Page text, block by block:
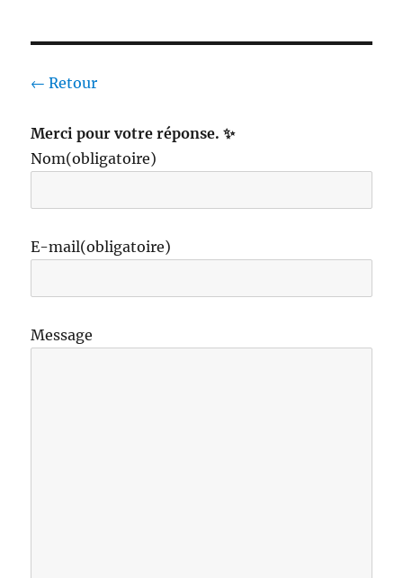
← Retour
Merci pour votre réponse. ✨
Nom(obligatoire)
E-mail(obligatoire)
Message